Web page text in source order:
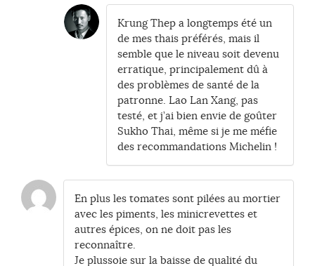
Krung Thep a longtemps été un
de mes thais préférés, mais il
semble que le niveau soit devenu
erratique, principalement dû à
des problèmes de santé de la
patronne. Lao Lan Xang, pas
testé, et j’ai bien envie de goûter
Sukho Thai, même si je me méfie
des recommandations Michelin !
En plus les tomates sont pilées au mortier
avec les piments, les minicrevettes et
autres épices, on ne doit pas les
reconnaître.
Je plussoie sur la baisse de qualité du